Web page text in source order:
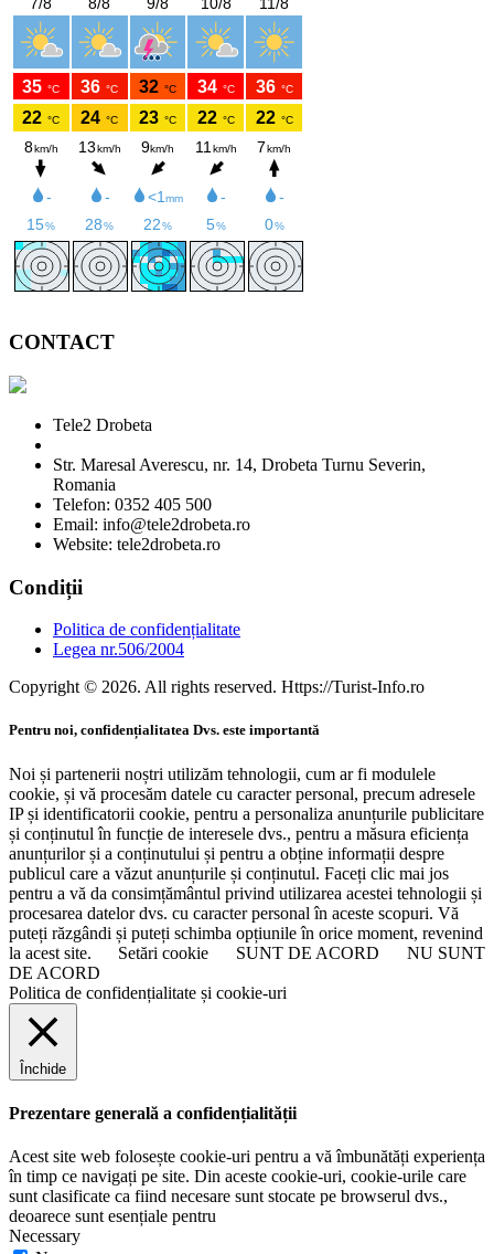
CONTACT
Tele2 Drobeta
Str. Maresal Averescu, nr. 14, Drobeta Turnu Severin,
Romania
Telefon: 0352 405 500
Email: info@tele2drobeta.ro
Website: tele2drobeta.ro
Condiții
Politica de confidențialitate
Legea nr.506/2004
Copyright © 2026. All rights reserved. Https://Turist-Info.ro
Pentru noi, confidențialitatea Dvs. este importantă
Noi și partenerii noștri utilizăm tehnologii, cum ar fi modulele
cookie, și vă procesăm datele cu caracter personal, precum adresele
IP și identificatorii cookie, pentru a personaliza anunțurile publicitare
și conținutul în funcție de interesele dvs., pentru a măsura eficiența
anunțurilor și a conținutului și pentru a obține informații despre
publicul care a văzut anunțurile și conținutul. Faceți clic mai jos
pentru a vă da consimțământul privind utilizarea acestei tehnologii și
procesarea datelor dvs. cu caracter personal în aceste scopuri. Vă
puteți răzgândi și puteți schimba opțiunile în orice moment, revenind
la acest site.
Setări cookie SUNT DE ACORD
NU SUNT
DE ACORD
Politica de confidențialitate și cookie-uri
Închide
Prezentare generală a confidențialității
Acest site web folosește cookie-uri pentru a vă îmbunătăți experiența
în timp ce navigați pe site. Din aceste cookie-uri, cookie-urile care
sunt clasificate ca fiind necesare sunt stocate pe browserul dvs.,
deoarece sunt esențiale pentru
Necessary